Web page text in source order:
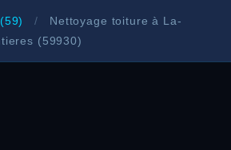
/
Nettoyage toiture à La-
(59930)